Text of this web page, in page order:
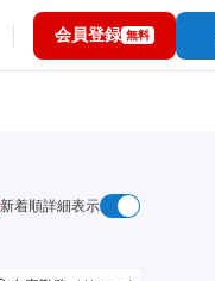
会員登録 無料
新着順詳細表示